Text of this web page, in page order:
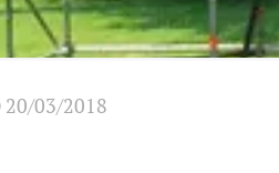
20/03/2018